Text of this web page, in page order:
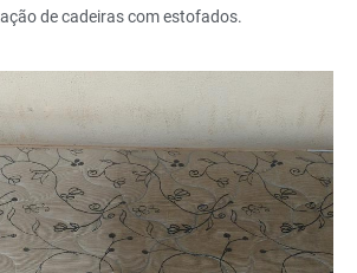
de cadeiras com estofados.